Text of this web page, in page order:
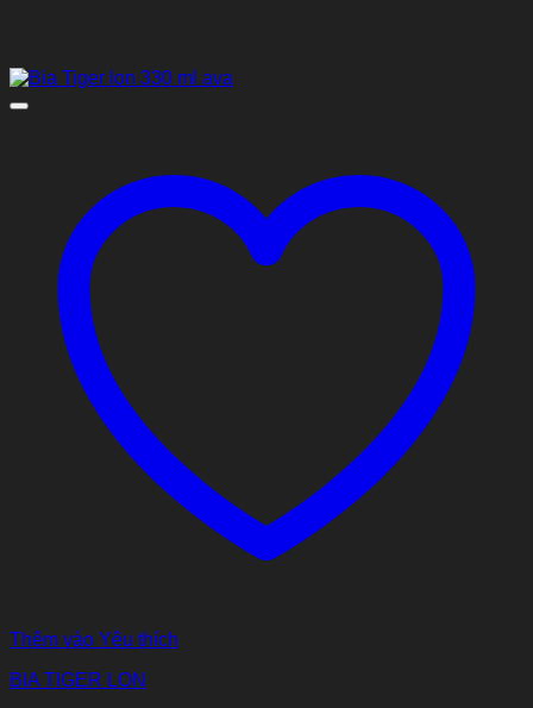
Thêm vào Yêu thích
BIA TIGER LON